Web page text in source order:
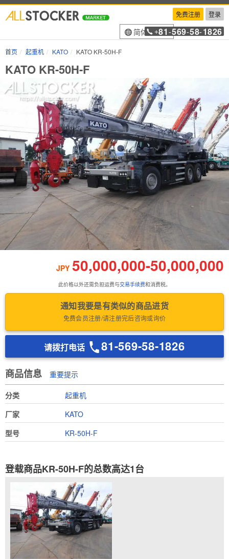
免费注册 登录
简体中文
+81 -569-58-1826
首页 起重机 KATO KATO KR-50H-F
KATO KR-50H-F
JPY 50,000,000-50,000,000
此价格以外还需负担运费与交易手续费和消费税。
通知我要是有类似的商品进货
免费会员注册/请注册完后咨询或询价
请拨打电话 81-569-58-1826
商品信息 重要提示
分类
起重机
厂家
KATO
型号
KR-50H-F
登载商品KR-50H-F的总数高达1台